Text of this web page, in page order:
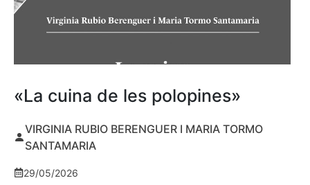
«La cuina de les polopines»
VIRGINIA RUBIO BERENGUER I MARIA TORMO
SANTAMARIA
29/05/2026